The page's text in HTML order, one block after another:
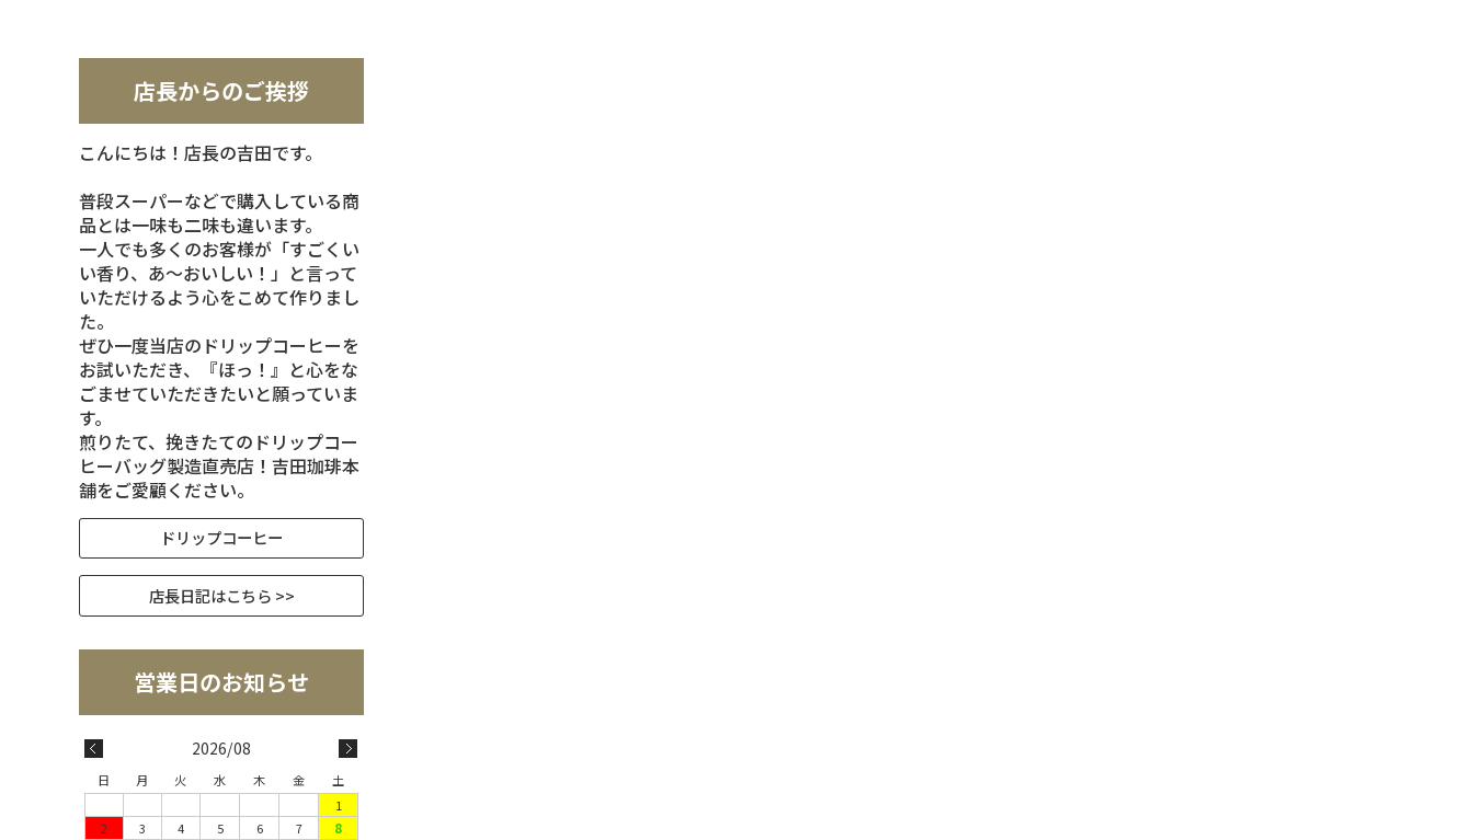
店長からのご挨拶
こんにちは！店長の吉田です。
普段スーパーなどで購入している商
品とは一味も二味も違います。
一人でも多くのお客様が「すごくい
い香り、あ～おいしい！」と言って
いただけるよう心をこめて作りまし
た。
ぜひ一度当店のドリップコーヒーを
お試いただき、『ほっ！』と心をな
ごませていただきたいと願っていま
す。
煎りたて、挽きたてのドリップコー
ヒーバッグ製造直売店！吉田珈琲本
舗をご愛顧ください。
ドリップコーヒー
店長日記はこちら >>
2026/08
日 月 火 水 木 金
土
1
2
3 4 5 6 7 8